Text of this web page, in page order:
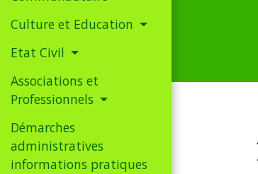
Culture et Education
Etat Civil
Associations et
Professionnels
Démarches
administratives
informations pratiques